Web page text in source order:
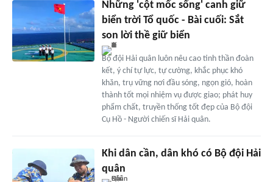
Những 'cột mốc sống' canh giữ
biển trời Tổ quốc - Bài cuối: Sắt
son lời thề giữ biển
Bộ đội Hải quân luôn nêu cao tinh thần đoàn
kết, ý chí tự lực, tự cường, khắc phục khó
khăn, trụ vững nơi đầu sóng, ngọn gió, hoàn
thành tốt mọi nhiệm vụ được giao; phát huy
phẩm chất, truyền thống tốt đẹp của Bộ đội
Cụ Hồ - Người chiến sĩ Hải quân.
Khi dân cần, dân khó có Bộ đội Hải
quân